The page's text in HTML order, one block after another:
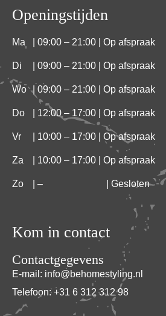
Openingstijden
Ma | 09:00 – 21:00 | Op afspraak
Di | 09:00 – 21:00 | Op afspraak
Wo | 09:00 – 21:00 | Op afspraak
Do | 12:00 – 17:00 | Op afspraak
Vr | 10:00 – 17:00 | Op afspraak
Za | 10:00 – 17:00 | Op afspraak
Zo – | Gesloten
Kom in contact
Telefoon: +31 6 312 312 98
Contactgegevens
E-mail: info@behomestyling.nl